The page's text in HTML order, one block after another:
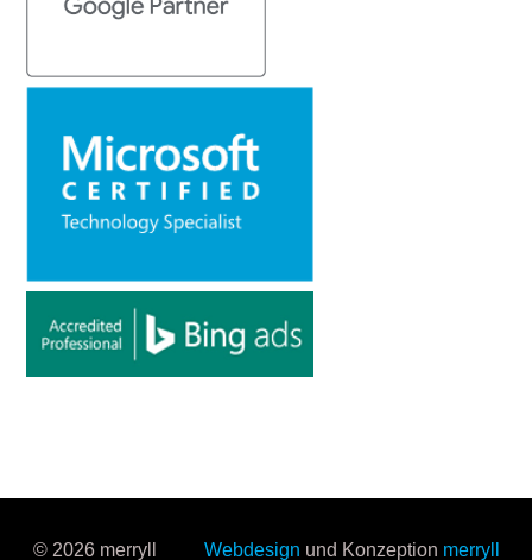
© 2026 merryll Webdesign und Konzeption merryll